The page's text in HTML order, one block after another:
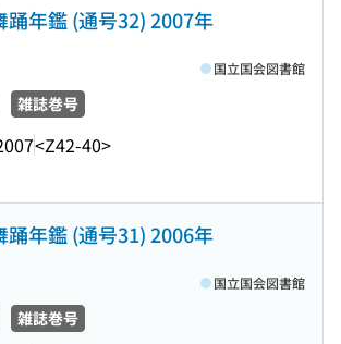
踊年鑑 (通号32) 2007年
雑誌巻号
<Z42-40>
国立国会図書館
踊年鑑 (通号31) 2006年
雑誌巻号
国立国会図書館